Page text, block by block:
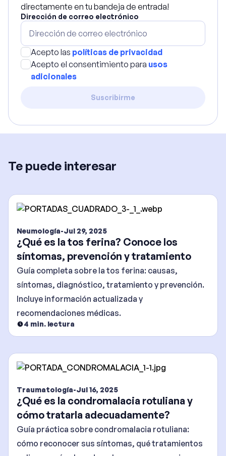
directamente en tu bandeja de entrada!
Dirección de correo electrónico
Acepto las políticas de privacidad
Acepto el consentimiento para usos
adicionales
Suscribirme
Te puede interesar
Neumología-Jul 29, 2025
¿Qué es la tos ferina? Conoce los
síntomas, prevención y tratamiento
Guía completa sobre la tos ferina: causas,
síntomas, diagnóstico, tratamiento y prevención.
Incluye información actualizada y
recomendaciones médicas.
4 min. lectura
Traumatología-Jul 16, 2025
¿Qué es la condromalacia rotuliana y
cómo tratarla adecuadamente?
Guía práctica sobre condromalacia rotuliana:
cómo reconocer sus síntomas, qué tratamientos